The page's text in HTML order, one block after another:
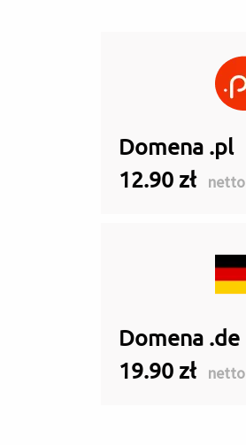
Domena .pl
12.90 zł netto
Domena .de
19.90 zł netto